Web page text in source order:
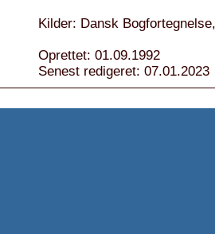
Kilder: Dansk
Oprettet: 01.09.1992
Senest redigeret: 07.01.2023